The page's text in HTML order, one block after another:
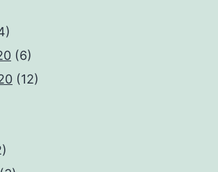
(6)
(12)